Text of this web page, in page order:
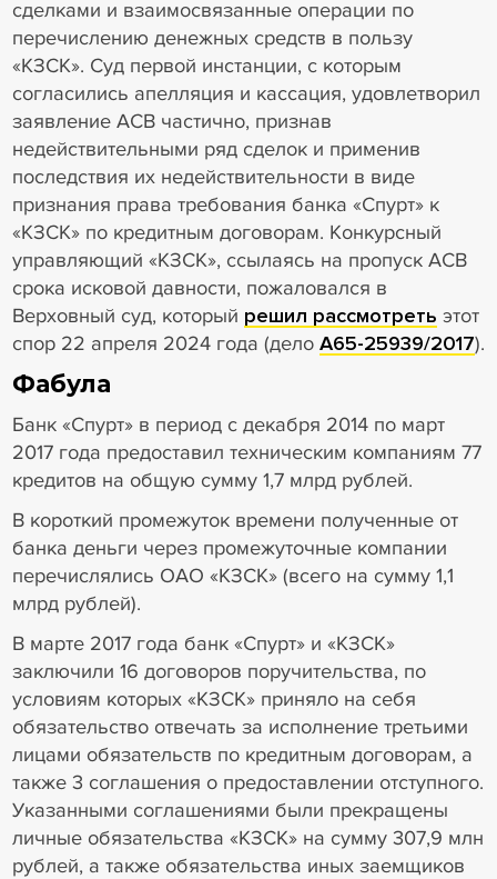
сделками и взаимосвязанные операции по
перечислению денежных средств в пользу
«КЗСК». Суд первой инстанции, с которым
согласились апелляция и кассация, удовлетворил
заявление АСВ частично, признав
недействительными ряд сделок и применив
последствия их недействительности в виде
признания права требования банка «Спурт» к
«КЗСК» по кредитным договорам. Конкурсный
управляющий «КЗСК», ссылаясь на пропуск АСВ
срока исковой давности, пожаловался в
Верховный суд, который решил рассмотреть этот
спор 22 апреля 2024 года (дело А65-25939/2017).
Фабула
Банк «Спурт» в период с декабря 2014 по март
2017 года предоставил техническим компаниям 77
кредитов на общую сумму 1,7 млрд рублей.
В короткий промежуток времени полученные от
банка деньги через промежуточные компании
перечислялись ОАО «КЗСК» (всего на сумму 1,1
млрд рублей).
В марте 2017 года банк «Спурт» и «КЗСК»
заключили 16 договоров поручительства, по
условиям которых «КЗСК» приняло на себя
обязательство отвечать за исполнение третьими
лицами обязательств по кредитным договорам, а
также 3 соглашения о предоставлении отступного.
Указанными соглашениями были прекращены
личные обязательства «КЗСК» на сумму 307,9 млн
рублей, а также обязательства иных заемщиков